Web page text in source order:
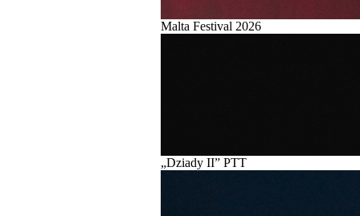
Malta Festival 2026
„Dziady II” PTT